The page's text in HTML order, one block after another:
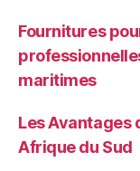
Fournitures
maritimes
Les Avantages
Afrique du Sud